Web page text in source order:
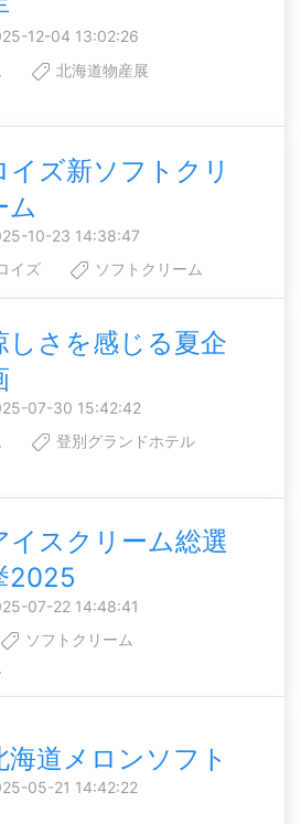
12-04 13:02:26
北海道物産展
イズ新ソフトクリ
ム
10-23 14:38:47
イズ ソフトクリーム
しさを感じる夏企
07-30 15:42:42
登別グランドホテル
イスクリーム総選
2025
07-22 14:48:41
ソフトクリーム
海道メロンソフト
05-21 14:42:22